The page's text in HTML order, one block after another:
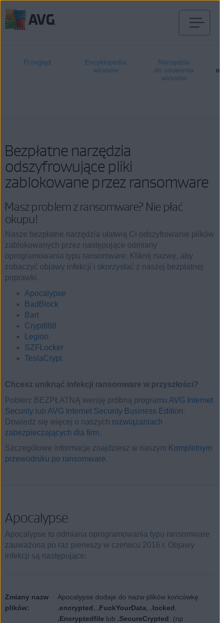
Przegląd
Encyklopedia
wirusów
Narzędzia
do usuwania
wirusów
Bezpłatne narzędzia
odszyfrowujące pliki
zablokowane przez ransomware
Masz problem z ransomware? Nie płać
okupu!
Nasze bezpłatne narzędzia ułatwią Ci odszyfrowanie plików
zablokowanych przez następujące odmiany
oprogramowania typu ransomware: Kliknij nazwę, aby
zobaczyć objawy infekcji i skorzystać z naszej bezpłatnej
poprawki.
Apocalypse
BadBlock
Bart
Crypt888
Legion
SZFLocker
TeslaCrypt
Chcesz uniknąć infekcji ransomware w przyszłości?
Pobierz BEZPŁATNĄ wersję próbną programu AVG Internet
Security lub AVG Internet Security Business Edition.
Dowiedz się więcej o naszych rozwiązaniach
zabezpieczających dla firm.
Szczegółowe informacje znajdziesz w naszym Kompletnym
przewodniku po ransomware.
Apocalypse
Apocalypse to odmiana oprogramowania typu ransomware
zauważona po raz pierwszy w czerwcu 2016 r. Objawy
infekcji są następujące:
Zmiany nazw
plików:
Apocalypse dodaje do nazw plików końcówkę
.encrypted
.FuckYourData .locked
.Encryptedfile lub .SecureCrypted . (np.